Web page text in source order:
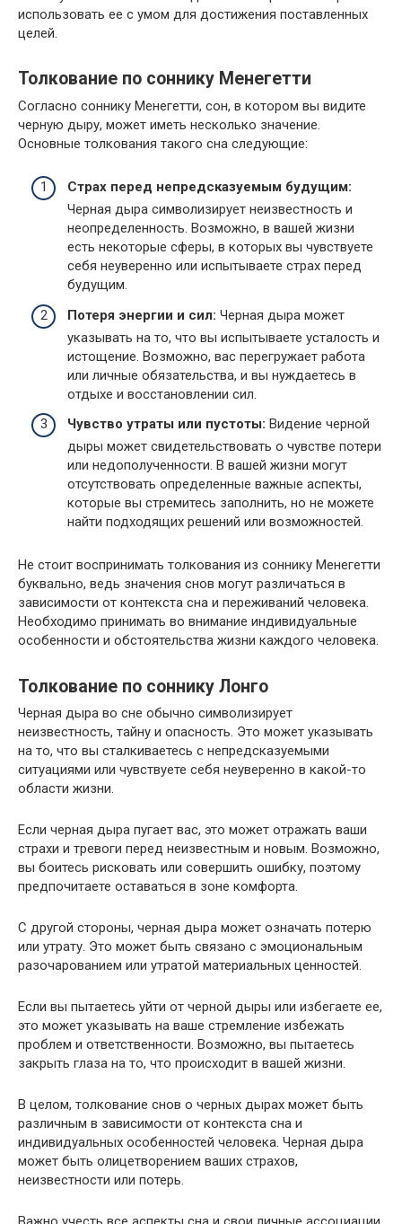
использовать ее с умом для достижения поставленных
целей.
Толкование по соннику Менегетти
Согласно соннику Менегетти, сон, в котором вы видите
черную дыру, может иметь несколько значение.
Основные толкования такого сна следующие:
Страх перед непредсказуемым будущим:
Черная дыра символизирует неизвестность и
неопределенность. Возможно, в вашей жизни
есть некоторые сферы, в которых вы чувствуете
себя неуверенно или испытываете страх перед
будущим.
Потеря энергии и сил: Черная дыра может
указывать на то, что вы испытываете усталость и
истощение. Возможно, вас перегружает работа
или личные обязательства, и вы нуждаетесь в
отдыхе и восстановлении сил.
Чувство утраты или пустоты: Видение черной
дыры может свидетельствовать о чувстве потери
или недополученности. В вашей жизни могут
отсутствовать определенные важные аспекты,
которые вы стремитесь заполнить, но не можете
найти подходящих решений или возможностей.
Не стоит воспринимать толкования из соннику Менегетти
буквально, ведь значения снов могут различаться в
зависимости от контекста сна и переживаний человека.
Необходимо принимать во внимание индивидуальные
особенности и обстоятельства жизни каждого человека.
Толкование по соннику Лонго
Черная дыра во сне обычно символизирует
неизвестность, тайну и опасность. Это может указывать
на то, что вы сталкиваетесь с непредсказуемыми
ситуациями или чувствуете себя неуверенно в какой-то
области жизни.
Если черная дыра пугает вас, это может отражать ваши
страхи и тревоги перед неизвестным и новым. Возможно,
вы боитесь рисковать или совершить ошибку, поэтому
предпочитаете оставаться в зоне комфорта.
С другой стороны, черная дыра может означать потерю
или утрату. Это может быть связано с эмоциональным
разочарованием или утратой материальных ценностей.
Если вы пытаетесь уйти от черной дыры или избегаете ее,
это может указывать на ваше стремление избежать
проблем и ответственности. Возможно, вы пытаетесь
закрыть глаза на то, что происходит в вашей жизни.
В целом, толкование снов о черных дырах может быть
различным в зависимости от контекста сна и
индивидуальных особенностей человека. Черная дыра
может быть олицетворением ваших страхов,
неизвестности или потерь.